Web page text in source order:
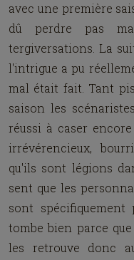
avec une première
dû perdre pas
tergiversations. La
l'intrigue a pu
mal était fait. Tant
saison les
réussi à caser encore
irrévérencieux,
qu'ils sont légions
sent que les
sont
tombe bien parce
les retrouve donc